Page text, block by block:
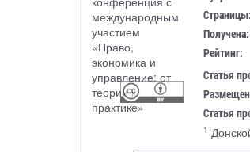
Страницы:
Рейтинг:
Статья
Статья
1